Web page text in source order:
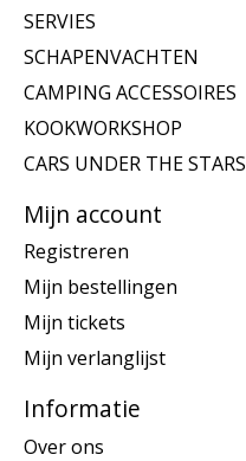
SERVIES
SCHAPENVACHTEN
CAMPING ACCESSOIRES
KOOKWORKSHOP
CARS UNDER THE STARS
Mijn account
Registreren
Mijn bestellingen
Mijn tickets
Mijn verlanglijst
Informatie
Over ons